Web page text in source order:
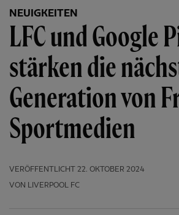
NEUIGKEITEN
LFC und Google
stärken die
Generation von
Sportmedien
VERÖFFENTLICHT
22. OKTOBER 2024
VON LIVERPOOL FC